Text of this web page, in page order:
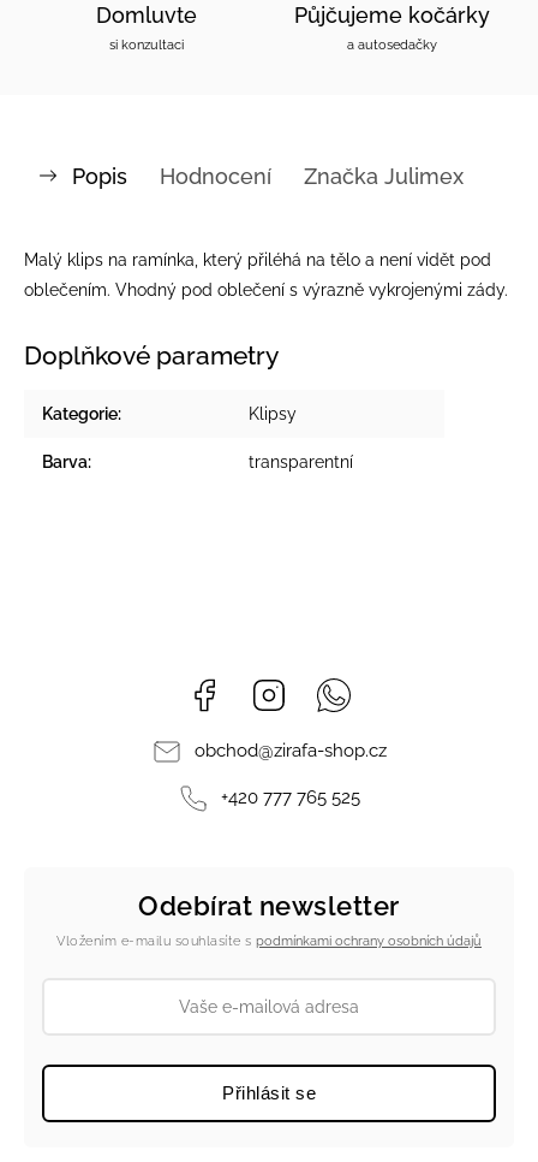
Domluvte
si konzultaci
Půjčujeme kočárky
a autosedačky
Popis Hodnocení Značka Julimex
Malý klips na ramínka, který přiléhá na tělo a není vidět pod
oblečením. Vhodný pod oblečení s výrazně vykrojenými zády.
Doplňkové parametry
Kategorie: Klipsy
Barva: transparentní
Facebook Instagram
obchod@zirafa-shop.cz
+420 777 765 525
Odebírat newsletter
Vložením e-mailu souhlasíte s podmínkami ochrany osobních údajů
Přihlásit se